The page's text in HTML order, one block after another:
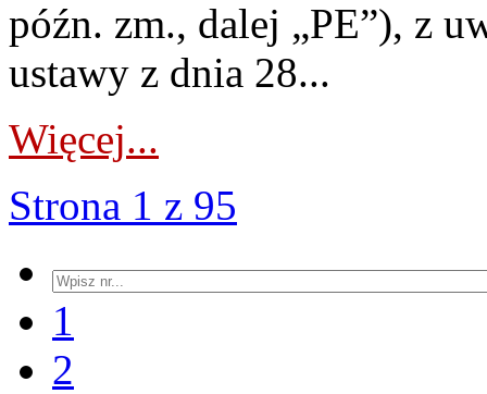
późn. zm., dalej „PE”), z
ustawy z dnia 28...
Więcej...
Strona 1 z 95
1
2